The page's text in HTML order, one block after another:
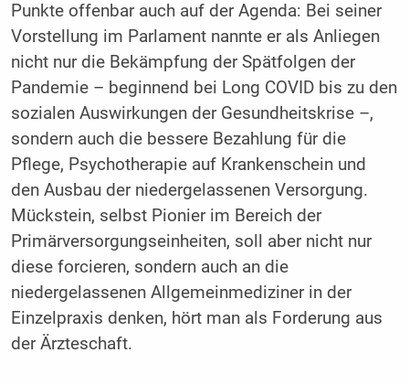
Punkte offenbar auch auf der Agenda: Bei seiner
Vorstellung im Parlament nannte er als Anliegen
nicht nur die Bekämpfung der Spätfolgen der
Pandemie – beginnend bei Long COVID bis zu den
sozialen Auswirkungen der Gesundheitskrise –,
sondern auch die bessere Bezahlung für die
Pflege, Psychotherapie auf Krankenschein und
den Ausbau der niedergelassenen Versorgung.
Mückstein, selbst Pionier im Bereich der
Primärversorgungseinheiten, soll aber nicht nur
diese forcieren, sondern auch an die
niedergelassenen Allgemeinmediziner in der
Einzelpraxis denken, hört man als Forderung aus
der Ärzteschaft.